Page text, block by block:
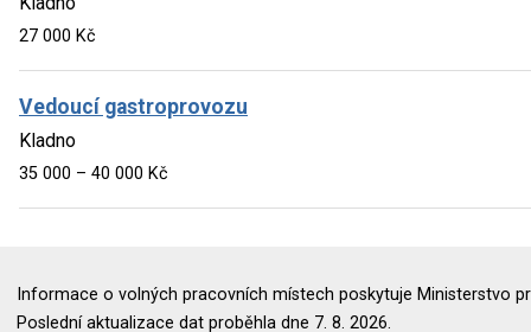
27 000 Kč
Vedoucí gastroprovozu
Kladno
35 000 – 40 000 Kč
Informace o volných pracovních místech poskytuje Ministerstvo
Poslední aktualizace dat proběhla dne 7. 8. 2026.